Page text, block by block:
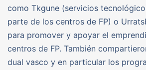
como Tkgune (servicios
parte de los centros de FP) o
para promover y apoyar el
centros de FP. También
dual vasco y en particular los